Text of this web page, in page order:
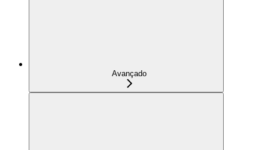
Avançado